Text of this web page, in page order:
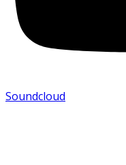
Soundcloud